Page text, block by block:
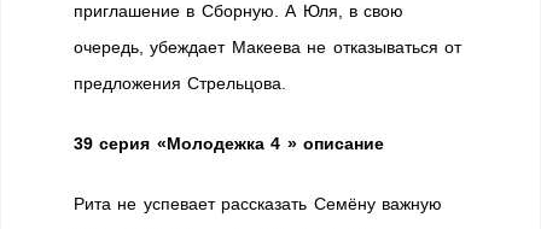
приглашение в Сборную. А Юля, в свою
очередь, убеждает Макеева не отказываться от
предложения Стрельцова.
39 серия «Молодежка 4 » описание
Рита не успевает рассказать Семёну важную